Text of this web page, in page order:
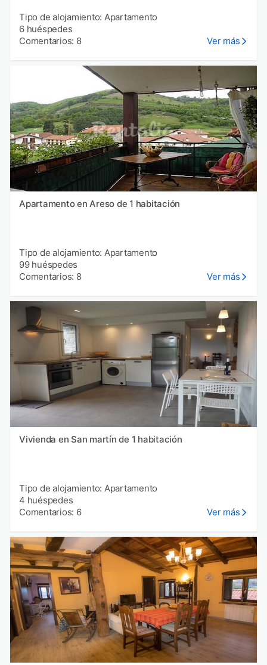
Tipo de alojamiento: Apartamento
6 huéspedes
Comentarios: 8
Ver más
Apartamento en Areso de 1 habitación
Tipo de alojamiento: Apartamento
99 huéspedes
Comentarios: 8
Ver más
Vivienda en San martín de 1 habitación
Tipo de alojamiento: Apartamento
4 huéspedes
Comentarios: 6
Ver más